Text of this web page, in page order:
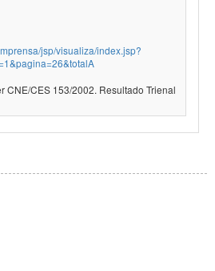
jsp/visualiza/index.jsp?
CNE/CES 153/2002. Resultado Trienal